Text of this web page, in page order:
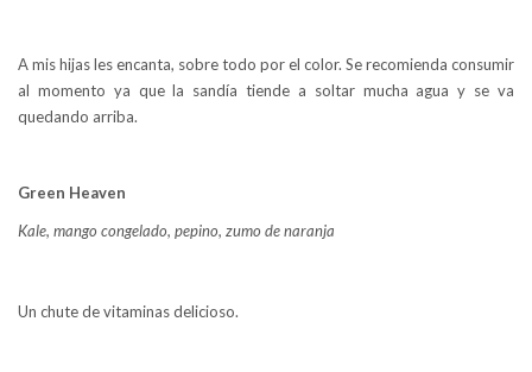
A mis hijas les encanta, sobre todo por el color. Se recomienda consumir
al momento ya que la sandía tiende a soltar mucha agua y se va
quedando arriba.
Green Heaven
Kale, mango congelado, pepino, zumo de naranja
Un chute de vitaminas delicioso.